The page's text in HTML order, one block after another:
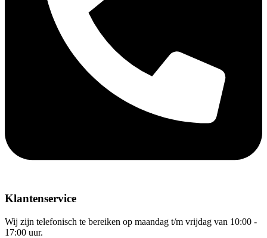
Klantenservice
Wij zijn telefonisch te bereiken op maandag t/m vrijdag van 10:00 -
17:00 uur.